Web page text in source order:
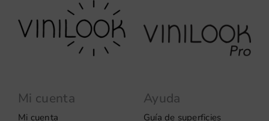
Mi cuenta
Mi cuenta
Ayuda
Guía de superficies